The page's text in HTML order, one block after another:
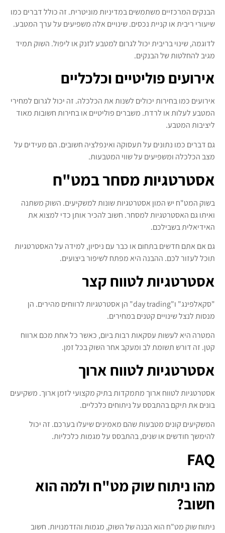
הבנקים המרכזיים משתמשים במדיניות מוניטרית. זה כולל דברים כמו
שיעורי ריבית או קניית נכסים. שינויים אלה משפיעים על ערך המטבע.
לדוגמה, שינוי בריבית יכול לגרום למטבע לזנק או ליפול. השוק תמיד
מגיב להחלטות של הבנקים.
אירועים פוליטיים וכלכליים
אירועים כמו בחירות יכולים לשנות את הכלכלה. זה יכול לגרום למחירי
המטבע לעלות או לרדת. משברים פוליטיים או בחירות חשובות מאוד
ליציבות המטבע.
גם דברים כמו נתונים על תעסוקה ואינפלציה חשובים. הם מעידים על
מצב הכלכלה ומשפיעים על שווי המטבעות.
אסטרטגיות מסחר במט"ח
בשוק המט"ח יש המון אסטרטגיות שונות למשקיעים. השוק משתנה
ואיתו גם האסטרטגיות למסחר. חשוב להכיר אותן כדי למצוא את
האידיאלית בשבילכם.
גם אם אתם חדשים בתחום או כבר עם ניסיון, למידה על האסטרטגיות
תוכל לעזור לכם. ההבנה היא מפתח לשיפור ביצועים.
אסטרטגיות לטווח קצר
"סקאלפינג" ו"day trading" הן אסטרטגיות לרווחים מהירים. הן
מנסות לנצל שינויים קטנים במחירים.
המטרה היא לעשות עסקאות רבות ביום, כאשר כל אחת מכם ארווח
קטן. זה דורש תשומת לב ומעקב אחר השוק בכל זמן.
אסטרטגיות לטווח ארוך
אסטרטגיות לטווח ארוך מתמקדות בתיק מקצועי לזמן ארוך. משקיעים
בונים את תיקם בהתבסס על ניתוחים כלכליים.
המשקיעים קונים מטבעות שהם מאמינים שיעלו בערכם. זה יכול
להימשך חודשים או שנים, בהתבסס על מגמות כלכליות.
FAQ
מהו ניתוח שוק מט"ח ולמה הוא
חשוב?
ניתוח שוק מט"ח הוא הבנה של השוק, מגמות והזדמנויות. חשוב